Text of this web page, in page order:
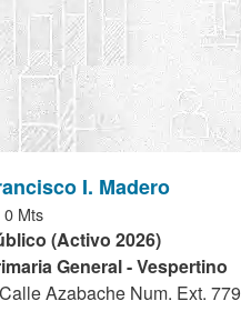
I. Madero
0 Mts
(Activo 2026)
General - Vespertino
Calle Azabache Num. Ext. 779